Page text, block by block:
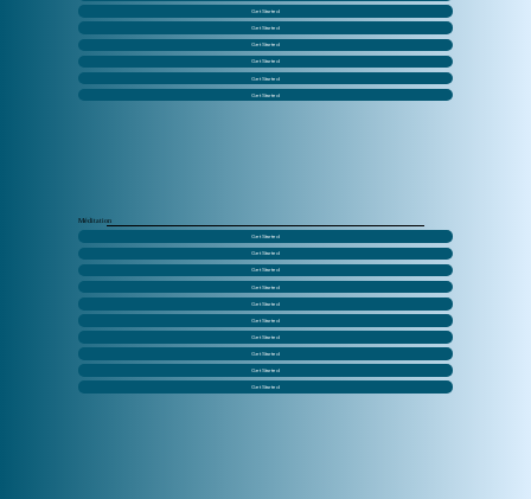
Get Started
Get Started
Get Started
Get Started
Get Started
Get Started
Méditation
Get Started
Get Started
Get Started
Get Started
Get Started
Get Started
Get Started
Get Started
Get Started
Get Started